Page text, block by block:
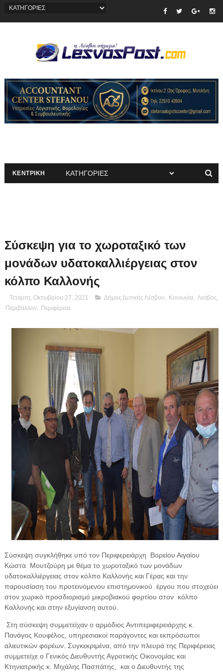
ΚΕΝΤΡΙΚΗ
Σύσκεψη για το χωροταξικό των
μονάδων υδατοκαλλιέργειας στον
κόλπο Καλλονής
Τετάρτη, Οκτωβρίου 27, 2021 Δήμος Δυτικής Λέσβου Κοινωνία, Λεσβος
Περιβάλλον, Περιφέρεια
Σύσκεψη συγκλήθηκε υπό τον Περιφερειάρχη Βορείου Αιγαίου
Κώστα Μουτζούρη με θέμα το χωροταξικό των μονάδων
υδατοκαλλιέργειας στον κόλπο Καλλονής και Γέρας και την
παρουσίαση του προτεινόμενου επιστημονικού έργου που στοχεύει
στον χωρικό προσδιορισμό μικροβιακού φορτίου στον κόλπο
Καλλονής και στην εξυγίανση αυτού.
Στη σύσκεψη συμμετείχαν ο αρμόδιος Αντιπεριφερειάρχης κ.
Πανάγος Κουφέλος, υπηρεσιακοί παράγοντες και εκπρόσωποι
αλιευτικών φορέων. Συγκεκριμένα, από την πλευρά της Περιφέρειας
συμμετείχε ο Γενικός Διευθυντής Αγροτικής Οικονομίας και
Κτηνιατρικής κ. Μιχάλης Πασπάτης, και ο Διευθυντής της